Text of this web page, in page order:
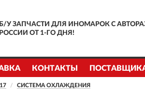
Б/У ЗАПЧАСТИ ДЛЯ ИНОМАРОК С
РОССИИ ОТ 1-ГО ДНЯ!
КОНТАКТЫ
СИСТЕМА ОХЛАЖДЕНИЯ